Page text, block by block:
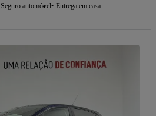
Seguro automóvel Entrega em casa